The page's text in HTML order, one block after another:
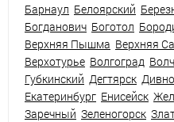
Барнаул Белоярский
Богданович Боготол
Верхняя Пышма Верхняя
Верхотурье Волгоград
Губкинский Дегтярск
Екатеринбург Енисейск
Заречный Зеленогорск